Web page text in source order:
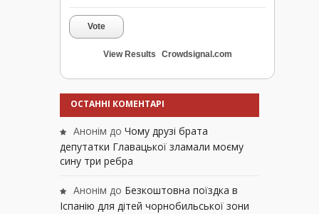
Vote
View Results Crowdsignal.com
ОСТАННІ КОМЕНТАРІ
Анонім до Чому друзі брата
депутатки Главацької зламали моєму
сину три ребра
Анонім до Безкоштовна поїздка в
Іспанію для дітей чорнобильської зони